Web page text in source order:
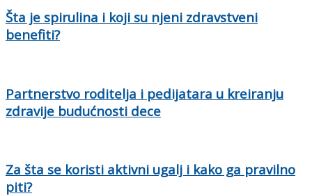
Šta je spirulina i koji su njeni zdravstveni
benefiti?
Partnerstvo roditelja i pedijatara u kreiranju
zdravije budućnosti dece
Za šta se koristi aktivni ugalj i kako ga pravilno
piti?